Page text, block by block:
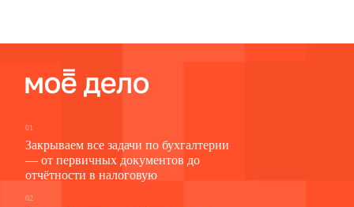
01
Закрываем все задачи по бухгалтерии
— от первичных документов до
отчётности в налоговую
02